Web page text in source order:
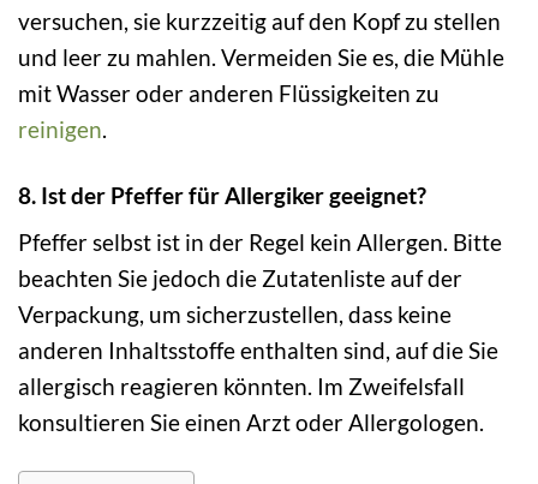
versuchen, sie kurzzeitig auf den Kopf zu stellen
und leer zu mahlen. Vermeiden Sie es, die Mühle
mit Wasser oder anderen Flüssigkeiten zu
reinigen.
8. Ist der Pfeffer für Allergiker geeignet?
Pfeffer selbst ist in der Regel kein Allergen. Bitte
beachten Sie jedoch die Zutatenliste auf der
Verpackung, um sicherzustellen, dass keine
anderen Inhaltsstoffe enthalten sind, auf die Sie
allergisch reagieren könnten. Im Zweifelsfall
konsultieren Sie einen Arzt oder Allergologen.